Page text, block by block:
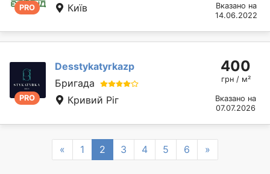
PRO
Київ
Вказано на
14.06.2022
PRO
Desstykatyrkazp
Бригада
Кривий Ріг
400
грн / м²
Вказано на
07.07.2026
« Previous
1 2 3 4 5 6 »